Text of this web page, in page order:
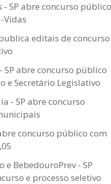
SP abre concurso público
Vidas
editais de concurso
SP abre concurso público
e Secretário Legislativo
- SP abre concurso
concurso público com
BebedouroPrev - SP
e processo seletivo